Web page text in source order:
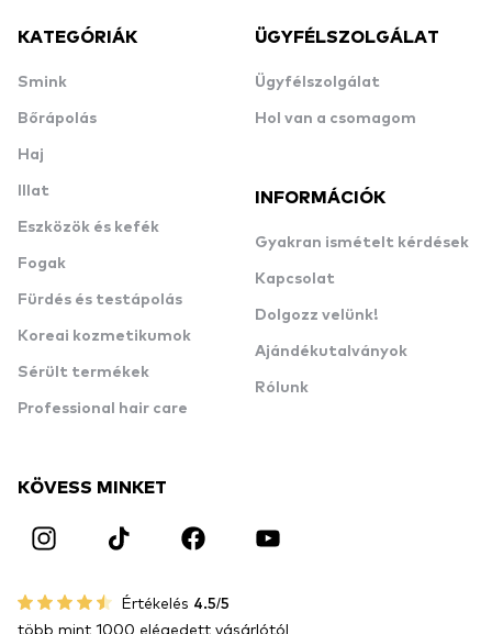
KATEGÓRIÁK
Smink
Bőrápolás
Haj
Illat
Eszközök és kefék
Fogak
Fürdés és testápolás
Koreai kozmetikumok
Sérült termékek
Professional hair care
ÜGYFÉLSZOLGÁLAT
Ügyfélszolgálat
Hol van a csomagom
INFORMÁCIÓK
Gyakran ismételt kérdések
Kapcsolat
Dolgozz velünk!
Ajándékutalványok
Rólunk
KÖVESS MINKET
Értékelés 4.5/5
több mint 1000 elégedett vásárlótól